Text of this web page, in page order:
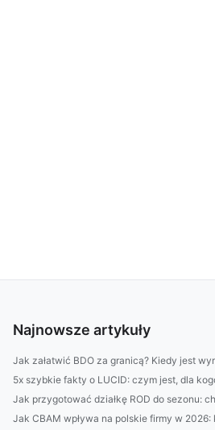
Najnowsze artykuły
Jak załatwić BDO za granicą? Kiedy jest
5x szybkie fakty o LUCID: czym jest, dla
Jak przygotować działkę ROD do sezonu:
Jak CBAM wpływa na polskie firmy w